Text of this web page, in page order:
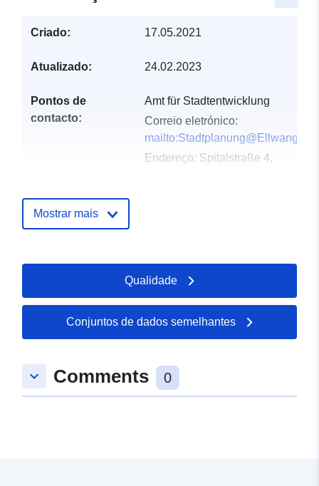
Criado: 17.05.2021
Atualizado: 24.02.2023
Pontos de
contacto:
Amt für Stadtentwicklung
Correio eletrónico:
Endereço: Spitalstraße 4,
Registo do
Atualizado em data.europa.eu:
03 August 2026
Espacial: Coordenadas: [ [
10.2506153, 48.9236385 ], [
10.2537385, 48.9186872 ], [
10.2506153, 48.9186872 ], [
Mostrar mais
Qualidade
Conjuntos de dados semelhantes
keyboard_arrow_down Comments 0